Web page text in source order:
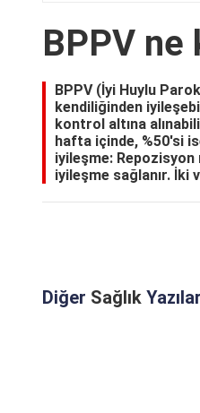
BPPV
BPPV (İyi Huylu
kendiliğinden
kontrol altına
hafta içinde, %50'si
iyileşme: Repozisyon
iyileşme sağlanır. İki
Diğer Sağlık